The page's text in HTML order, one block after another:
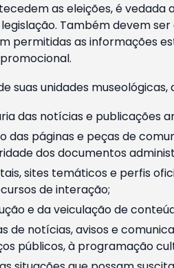
as eleições, é
Também devem
permitidas as informações
suas unidades
das notícias e publicações
das páginas e peças de
dos documentos
sites temáticos e perfis
de interação;
e da veiculação de
de notícias, avisos e
públicos, à programação